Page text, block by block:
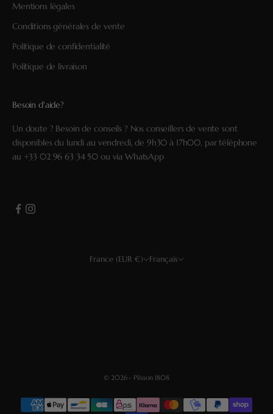
Mentions légales
Conditions générales de vente
Politique de confidentialité
Politique de livraison
Besoin d'aide?
Un doute ? Besoin de conseils ? Nos conseillers de vente sont
disponibles du lundi au vendredi, de 9h30 à 17h00, par téléphone
au +33 02 96 63 34 50 ou via WhatsApp
France (EUR €) Français
© 2026 - Plisson 1808